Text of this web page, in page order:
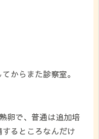
からまた診察室。
卵で、普通は追加培
るところなんだけ